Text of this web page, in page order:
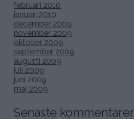
februari 2010
januari 2010
december 2009
november 2009
oktober 2009
september 2009
augusti 2009
juli 2009
juni 2009
maj 2009
Senaste kommentarer